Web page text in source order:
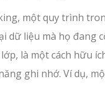
một quy trình
dữ liệu mà họ đang
là một cách hữu
ghi nhớ. Ví dụ,